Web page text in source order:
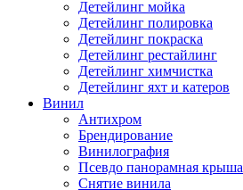
Детейлинг мойка
Детейлинг полировка
Детейлинг покраска
Детейлинг рестайлинг
Детейлинг химчистка
Детейлинг яхт и катеров
Винил
Антихром
Брендирование
Винилография
Псевдо панорамная крыша
Снятие винила